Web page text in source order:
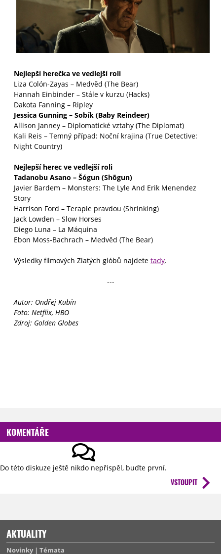
Nejlepší herečka ve vedlejší roli
Liza Colón-Zayas – Medvěd (The Bear)
Hannah Einbinder – Stále v kurzu (Hacks)
Dakota Fanning – Ripley
Jessica Gunning – Sobík (Baby Reindeer)
Allison Janney – Diplomatické vztahy (The Diplomat)
Kali Reis – Temný případ: Noční krajina (True Detective:
Night Country)
Nejlepší herec ve vedlejší roli
Tadanobu Asano – Šógun (Shōgun)
Javier Bardem – Monsters: The Lyle And Erik Menendez
Story
Harrison Ford – Terapie pravdou (Shrinking)
Jack Lowden – Slow Horses
Diego Luna – La Máquina
Ebon Moss-Bachrach – Medvěd (The Bear)
Výsledky filmových Zlatých glóbů najdete tady.
---
Autor: Ondřej Kubín
Foto: Netflix, HBO
Zdroj: Golden Globes
KOMENTÁŘE
Do této diskuze ještě nikdo nepřispěl, buďte první.
VSTOUPIT
AKTUALITY
Novinky Témata